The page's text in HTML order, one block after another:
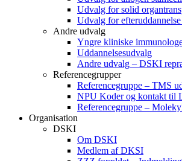
Udvalg for solid
Udvalg for
Andre udvalg
Yngre kliniske
Uddannelsesudvalg
Andre udvalg – DSKI
Referencegrupper
Referencegruppe – TMS
NPU Koder og kontakt til
Referencegruppe –
Organisation
DSKI
Om DSKI
Medlem af DKSI